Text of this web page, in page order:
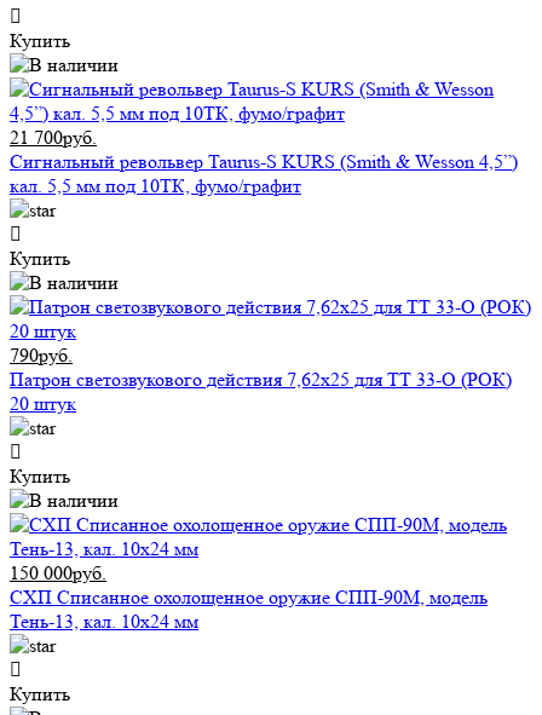
Купить
21 700руб.
Сигнальный револьвер Taurus-S KURS (Smith & Wesson 4,5”)
кал. 5,5 мм под 10ТК, фумо/графит
Купить
790руб.
Патрон светозвукового действия 7,62x25 для ТТ 33-О (РОК)
20 штук
Купить
150 000руб.
СХП Списанное охолощенное оружие СПП-90М, модель
Тень-13, кал. 10х24 мм
Купить